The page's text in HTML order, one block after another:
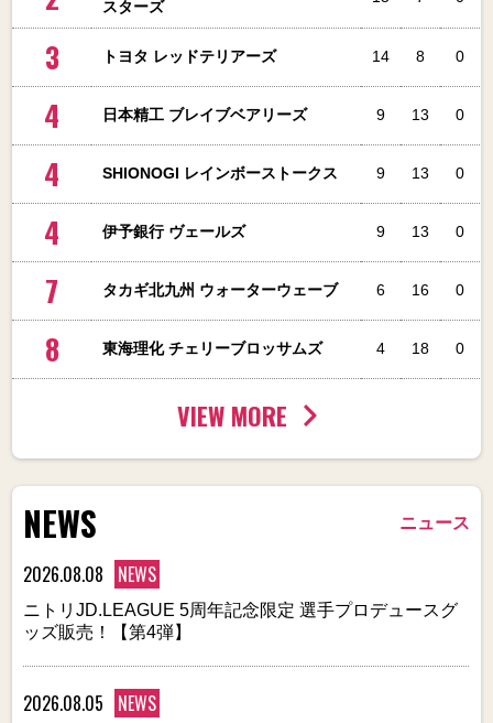
スターズ
3 トヨタ レッドテリアーズ 14 8 0
4 日本精工 ブレイブベアリーズ 9 13 0
4 SHIONOGI レインボーストークス 9 13 0
4 伊予銀行 ヴェールズ 9 13 0
7 タカギ北九州 ウォーターウェーブ 6 16 0
8 東海理化 チェリーブロッサムズ 4 18 0
VIEW MORE
NEWS ニュース
2026.08.08 NEWS
ニトリJD.LEAGUE 5周年記念限定 選手プロデュースグ
ッズ販売！【第4弾】
2026.08.05 NEWS